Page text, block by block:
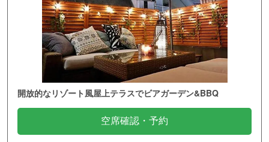
開放的なリゾート風屋上テラスでビアガーデン&BBQ
空席確認・予約